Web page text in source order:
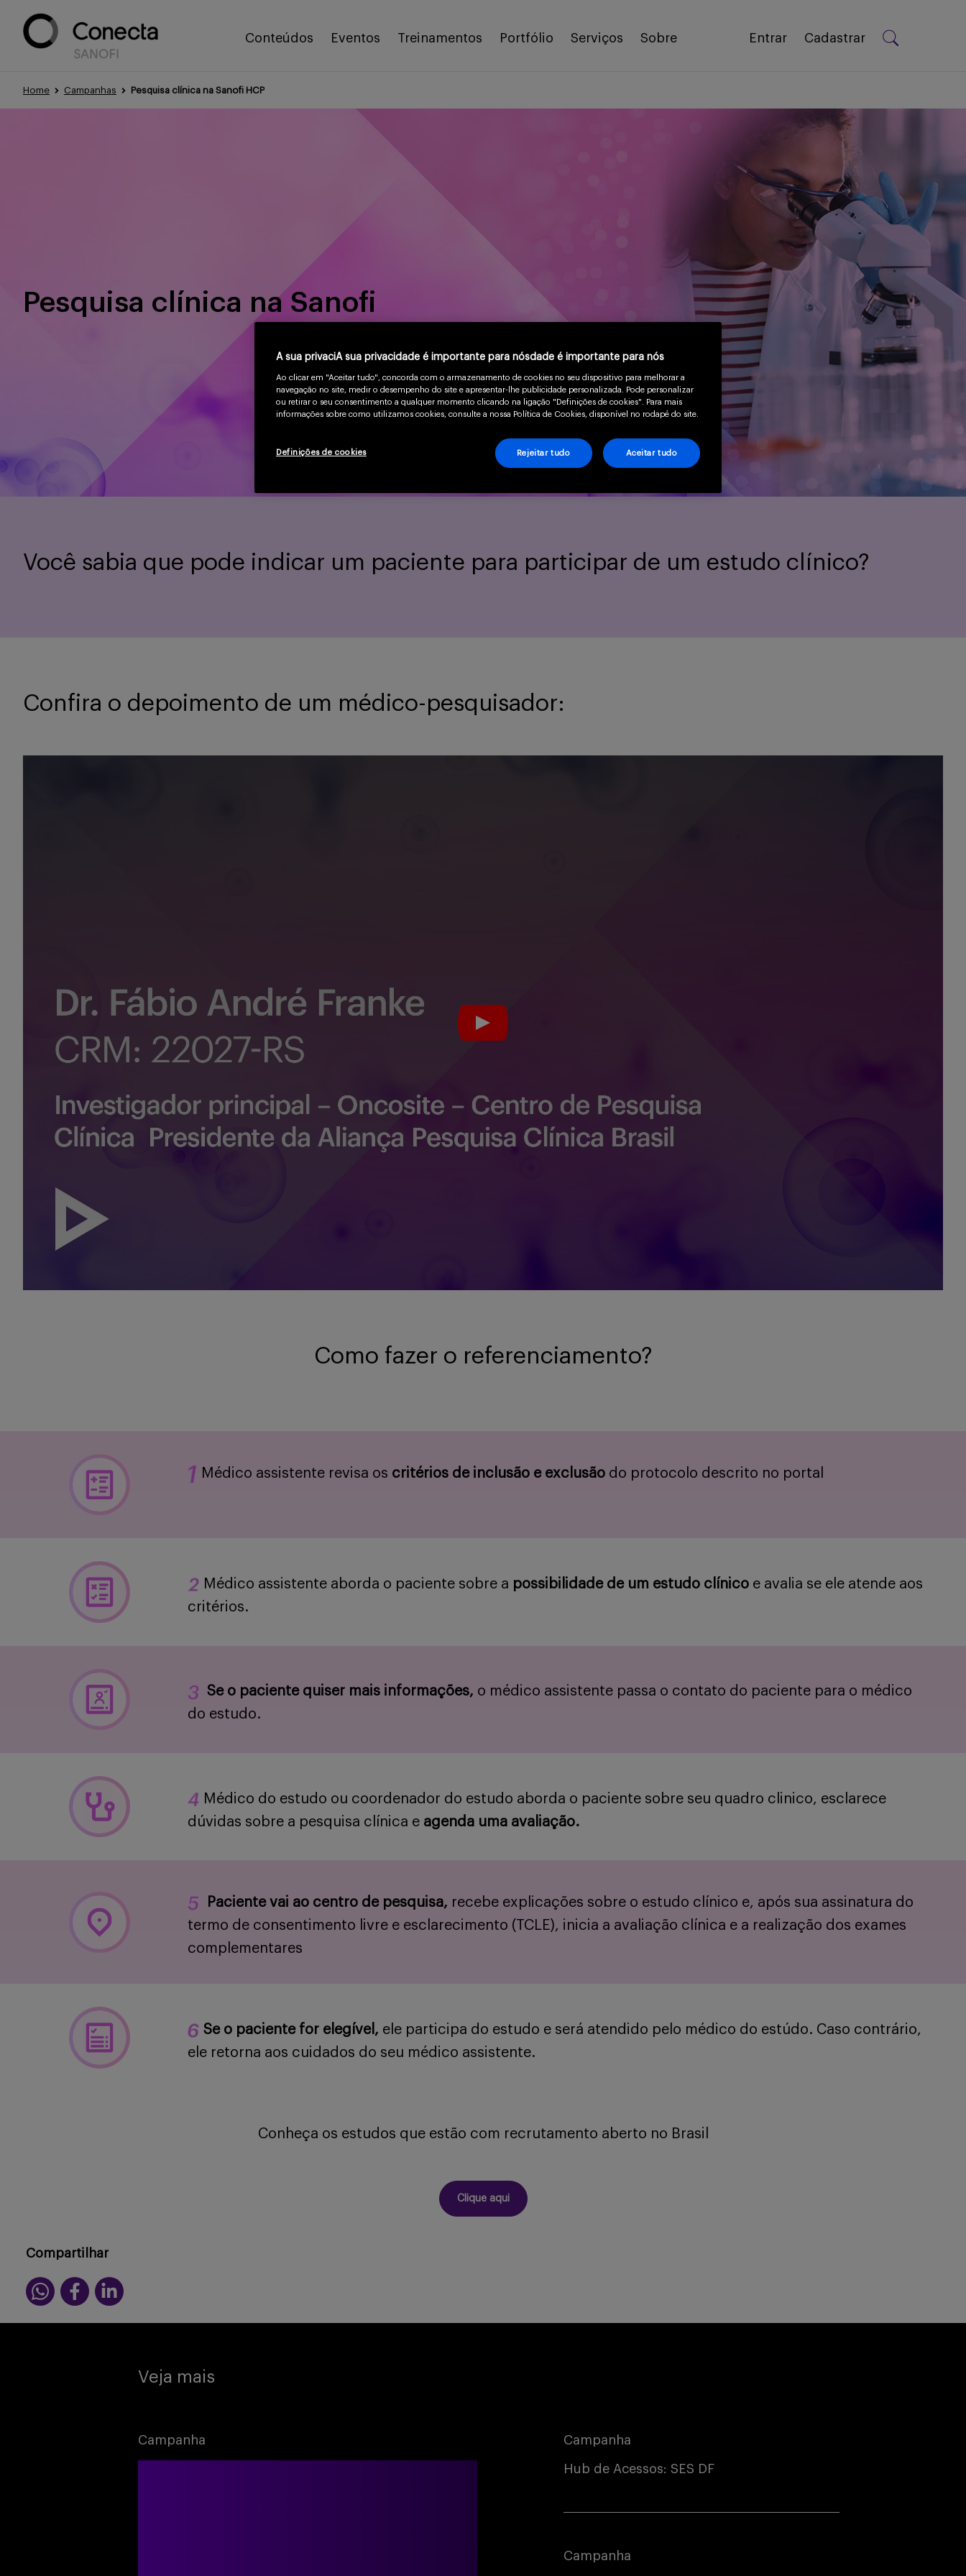
Conteúdos Eventos Treinamentos Portfólio Serviços Sobre Entrar Cadastrar
Home Campanhas Pesquisa clínica na Sanofi HCP
Pesquisa clínica na Sanofi
Você sabia que pode indicar um paciente para participar de um estudo clínico?
Confira o depoimento de um médico-pesquisador:​
Como fazer o referenciamento?
Médico ​assistente revisa os critérios de inclusão e exclusão do protocolo descrito no portal
Médico ​assistente aborda o paciente sobre a possibilidade de um estudo clínico e avalia se ele atende aos
critérios.
Se o paciente quiser mais informações, o médico assistente passa o contato do paciente para o médico
do estudo.
Médico do estudo ou coordenador do estudo aborda o paciente sobre seu quadro clinico, esclarece
dúvidas sobre a pesquisa clínica e agenda uma avaliação.
Paciente vai ao centro de pesquisa, recebe explicações sobre o estudo clínico e, após sua assinatura do
termo de consentimento livre e esclarecimento (TCLE), inicia a avaliação clínica e a realização dos exames
complementares
Se o paciente for elegível, ele participa do estudo e será atendido pelo médico do estúdo. Caso contrário,
ele retorna aos cuidados do seu médico assistente.
Conheça os estudos que estão com recrutamento aberto no Brasil
Clique aqui
Compartilhar
Veja mais
Campanha Campanha
Hub de Acessos: SES DF
Campanha
A sua privaciA sua privacidade é importante para nósdade é importante para nós
Ao clicar em "Aceitar tudo", concorda com o armazenamento de cookies no seu dispositivo para melhorar a
navegação no site, medir o desempenho do site e apresentar-lhe publicidade personalizada. Pode personalizar
ou retirar o seu consentimento a qualquer momento clicando na ligação "Definições de cookies". Para mais
informações sobre como utilizamos cookies, consulte a nossa Política de Cookies, disponível no rodapé do site.
Definições de cookies Rejeitar tudo Aceitar tudo